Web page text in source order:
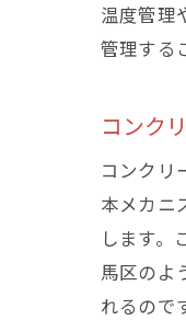
温度管理
管理する
コンク
コンクリ
本メカニ
します。
馬区のよ
れるので